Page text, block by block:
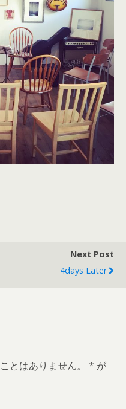
Next Post
4days Later
とはありません。 * が